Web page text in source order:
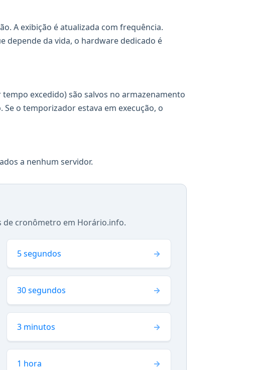
A exibição é atualizada com frequência.
depende da vida, o hardware dedicado é
excedido) são salvos no armazenamento
o temporizador estava em execução, o
a nenhum servidor.
de cronômetro em Horário.info.
5 segundos
30 segundos
3 minutos
1 hora